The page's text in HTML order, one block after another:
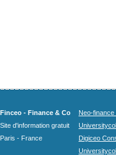
Finceo - Finance & Co
Site d'information gratuit
Paris - France
Neo-
Digiceo